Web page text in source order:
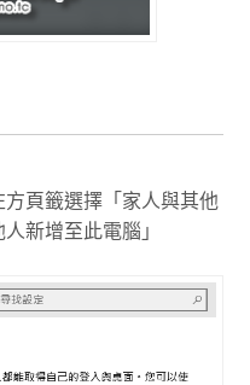
頁籤選擇「家人與其他
新增至此電腦」